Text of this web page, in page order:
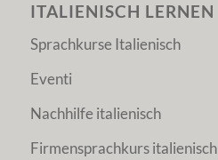
ITALIENISCH LERNEN
Sprachkurse Italienisch
Eventi
Nachhilfe italienisch
Firmensprachkurs italienisch